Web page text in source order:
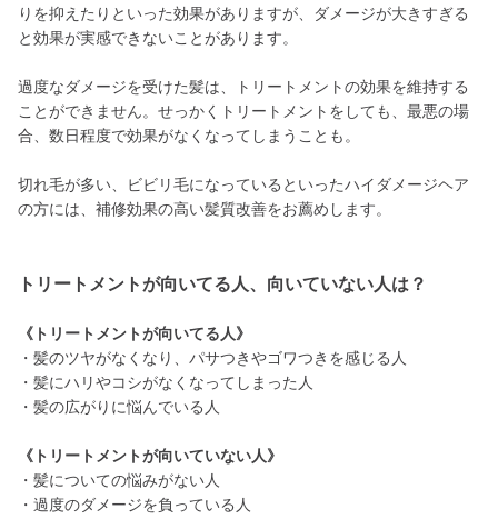
りを抑えたりといった効果がありますが、ダメージが大きすぎる
と効果が実感できないことがあります。
過度なダメージを受けた髪は、トリートメントの効果を維持する
ことができません。せっかくトリートメントをしても、最悪の場
合、数日程度で効果がなくなってしまうことも。
切れ毛が多い、ビビリ毛になっているといったハイダメージヘア
の方には、補修効果の高い髪質改善をお薦めします。
トリートメントが向いてる人、向いていない人は？
《トリートメントが向いてる人》
・髪のツヤがなくなり、パサつきやゴワつきを感じる人
・髪にハリやコシがなくなってしまった人
・髪の広がりに悩んでいる人
《トリートメントが向いていない人》
・髪についての悩みがない人
・過度のダメージを負っている人